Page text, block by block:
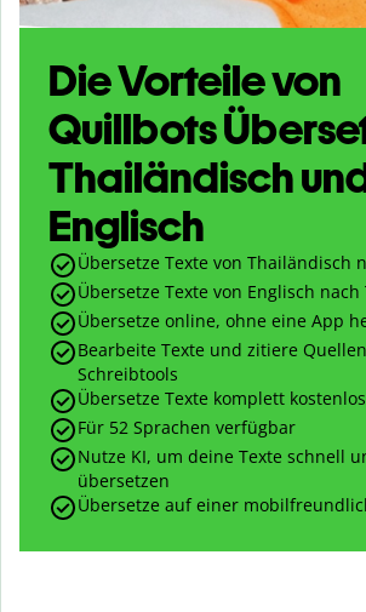
Die Vorteile von
Quillbots
Thailändisch
Englisch
Übersetze Texte von Thailändisch
Übersetze Texte von Englisch
Übersetze online, ohne eine App
Bearbeite Texte und zitiere
Schreibtools
Übersetze Texte komplett kostenlos
Für 52 Sprachen verfügbar
Nutze KI, um deine Texte schnell
übersetzen
Übersetze auf einer